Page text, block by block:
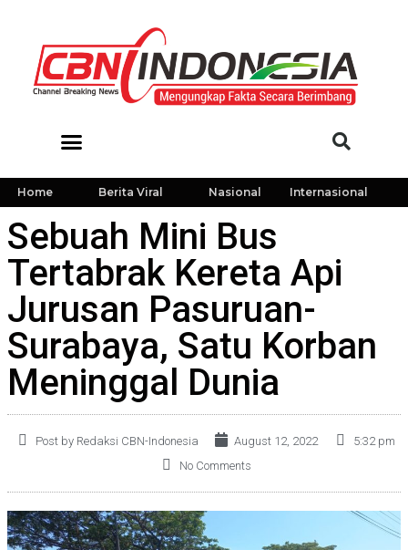
Home Berita Viral Nasional Internasional
Sebuah Mini Bus
Tertabrak Kereta Api
Jurusan Pasuruan-
Surabaya, Satu Korban
Meninggal Dunia
Post by Redaksi CBN-Indonesia August 12, 2022
5:32 pm
No Comments